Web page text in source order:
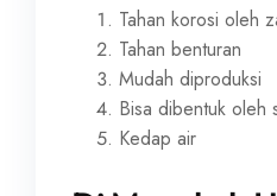
Tahan korosi oleh
Tahan benturan
Mudah diproduksi
Bisa dibentuk oleh
Kedap air